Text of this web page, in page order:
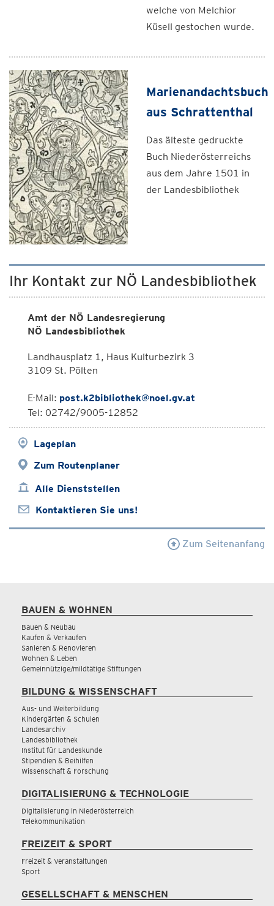
welche von Melchior
Küsell gestochen wurde.
Marienandachtsbuch
aus Schrattenthal
Das älteste gedruckte
Buch Niederösterreichs
aus dem Jahre 1501 in
der Landesbibliothek
Ihr Kontakt zur NÖ Landesbibliothek
Amt der NÖ Landesregierung
NÖ Landesbibliothek
Landhausplatz 1, Haus Kulturbezirk 3
3109 St. Pölten
E-Mail: post.k2bibliothek@noel.gv.at
Tel: 02742/9005-12852
Lageplan
Zum Routenplaner
Alle Dienststellen
Kontaktieren Sie uns!
Zum Seitenanfang
BAUEN & WOHNEN
Bauen & Neubau
Kaufen & Verkaufen
Sanieren & Renovieren
Wohnen & Leben
Gemeinnützige/mildtätige Stiftungen
BILDUNG & WISSENSCHAFT
Aus- und Weiterbildung
Kindergärten & Schulen
Landesarchiv
Landesbibliothek
Institut für Landeskunde
Stipendien & Beihilfen
Wissenschaft & Forschung
DIGITALISIERUNG & TECHNOLOGIE
Digitalisierung in Niederösterreich
Telekommunikation
FREIZEIT & SPORT
Freizeit & Veranstaltungen
Sport
GESELLSCHAFT & MENSCHEN